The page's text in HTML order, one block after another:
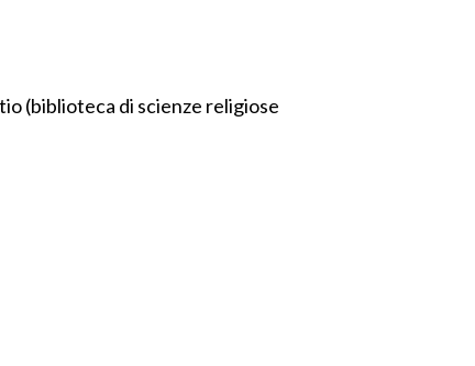
(biblioteca di scienze religiose